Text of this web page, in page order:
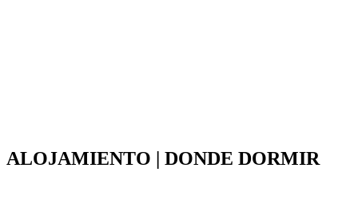
ALOJAMIENTO | DONDE DORMIR